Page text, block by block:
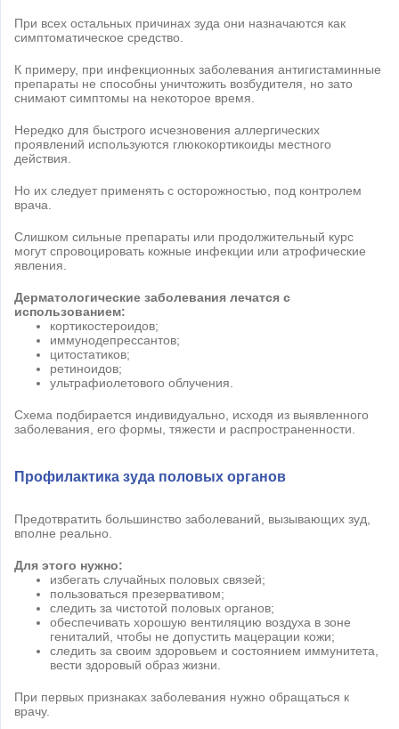
При всех остальных причинах зуда они назначаются как
симптоматическое средство.
К примеру, при инфекционных заболевания антигистаминные
препараты не способны уничтожить возбудителя, но зато
снимают симптомы на некоторое время.
Нередко для быстрого исчезновения аллергических
проявлений используются глюкокортикоиды местного
действия.
Но их следует применять с осторожностью, под контролем
врача.
Слишком сильные препараты или продолжительный курс
могут спровоцировать кожные инфекции или атрофические
явления.
Дерматологические заболевания лечатся с
использованием:
кортикостероидов;
иммунодепрессантов;
цитостатиков;
ретиноидов;
ультрафиолетового облучения.
Схема подбирается индивидуально, исходя из выявленного
заболевания, его формы, тяжести и распространенности.
Профилактика зуда половых органов
Предотвратить большинство заболеваний, вызывающих зуд,
вполне реально.
Для этого нужно:
избегать случайных половых связей;
пользоваться презервативом;
следить за чистотой половых органов;
обеспечивать хорошую вентиляцию воздуха в зоне
гениталий, чтобы не допустить мацерации кожи;
следить за своим здоровьем и состоянием иммунитета,
вести здоровый образ жизни.
При первых признаках заболевания нужно обращаться к
врачу.